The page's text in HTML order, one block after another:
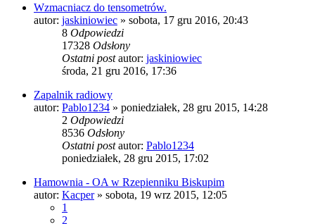
Wzmacniacz do tensometrów.
autor: jaskiniowiec » sobota, 17 gru 2016, 20:43
8 Odpowiedzi
17328 Odsłony
Ostatni postautor: jaskiniowiec
środa, 21 gru 2016, 17:36
Zapalnik radiowy
autor: Pablo1234 » poniedziałek, 28 gru 2015, 14:28
2 Odpowiedzi
8536 Odsłony
Ostatni postautor: Pablo1234
poniedziałek, 28 gru 2015, 17:02
Hamownia - OA w Rzepienniku Biskupim
autor: Kacper» sobota, 19 wrz 2015, 12:05
1
2